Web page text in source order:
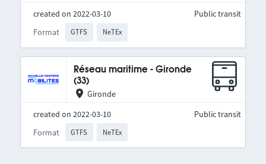
created on 2022-03-10
Format
GTFS NeTEx
Public transit
Réseau maritime - Gironde
(33)
Gironde
created on 2022-03-10
Format
GTFS NeTEx
Public transit